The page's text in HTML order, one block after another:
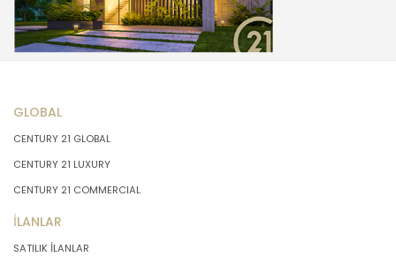
GLOBAL
CENTURY 21 GLOBAL
CENTURY 21 LUXURY
CENTURY 21 COMMERCIAL
İLANLAR
SATILIK İLANLAR